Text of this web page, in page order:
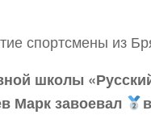
спортсмены из
школы
Марк завоевал